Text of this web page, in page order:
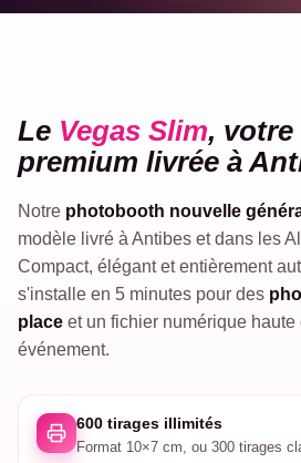
Le Vegas Slim,
premium livrée à
Notre photobooth nouvelle
modèle livré à Antibes et dans les
Compact, élégant et entièrement
s'installe en 5 minutes pour des
place et un fichier numérique
événement.
600 tirages illimités
Format 10×7 cm, ou 300 tirages